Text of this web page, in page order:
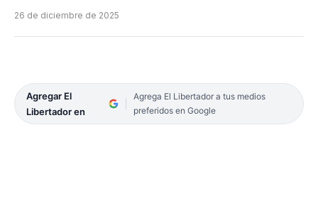
26 de diciembre de 2025
Agregar El
Libertador en
Agrega El Libertador a tus medios
preferidos en Google